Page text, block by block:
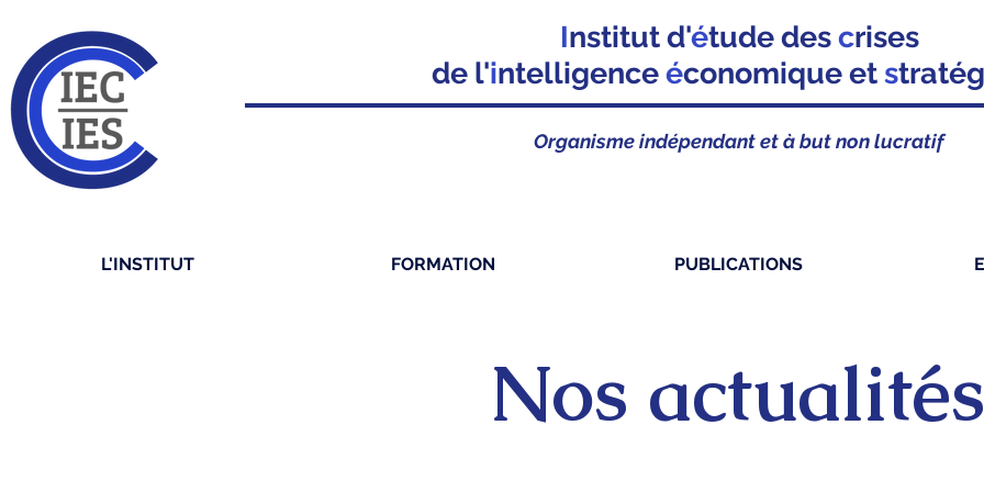
Institut d'étude descrises
de l'intelligenceéconomique ets
Organisme indépendant et à but non lucratif
L'INSTITUT FORMATION PUBLICATIONS
Nos actualités